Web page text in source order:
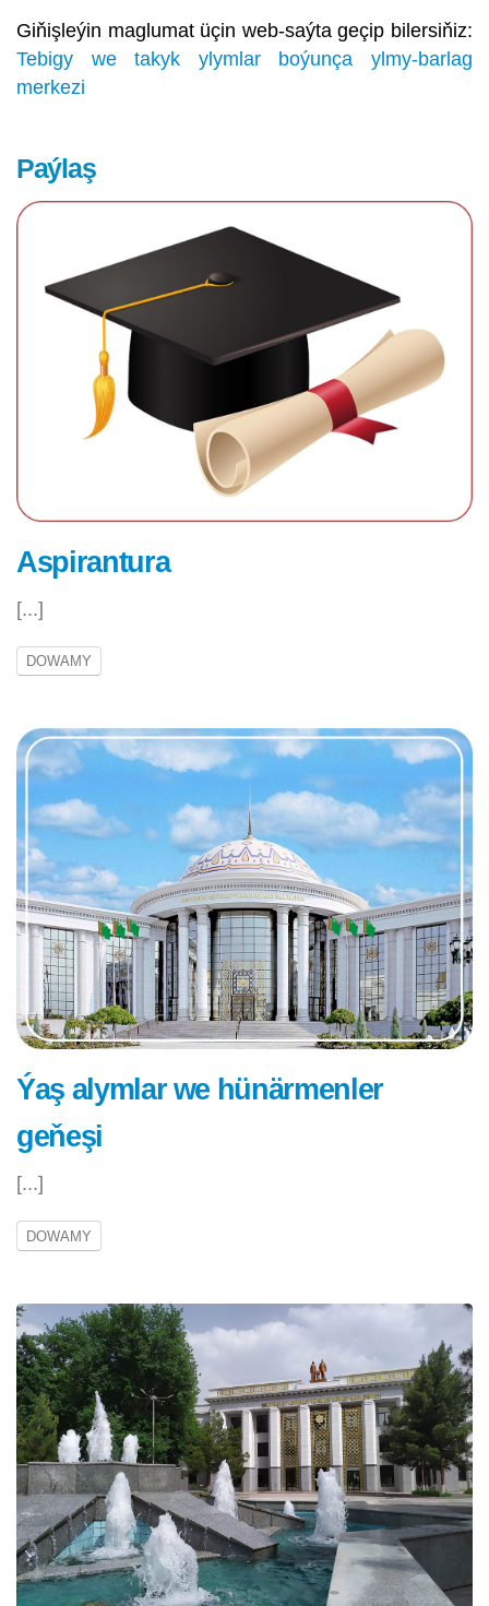
Giňişleýin maglumat üçin web-saýta geçip bilersiňiz:
Tebigy we takyk ylymlar boýunça ylmy-barlag
merkezi
Paýlaş
Aspirantura
[...]
DOWAMY
Ýaş alymlar we hünärmenler
geňeşi
[...]
DOWAMY